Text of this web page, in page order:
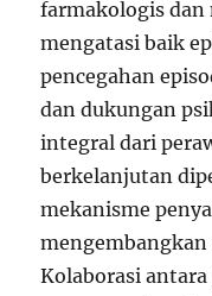
farmakologis
mengatasi baik
pencegahan
dan dukungan
integral dari
berkelanjutan
mekanisme
Kolaborasi